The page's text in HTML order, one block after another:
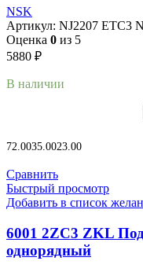
NSK
Артикул: NJ2207 ETC3
Оценка 0 из 5
5880 ₽
В наличии
72.0035.0023.00
Сравнить
Быстрый просмотр
Добавить в список
6001 2ZC3 ZKL
однорядный